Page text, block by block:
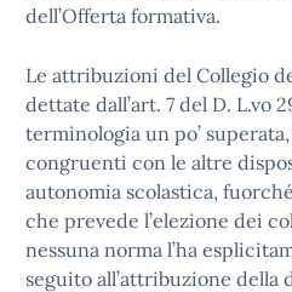
dell’Offerta formativa.
Le attribuzioni del Collegio
dettate dall’art. 7 del D. L.vo
terminologia un po’
congruenti con le altre
autonomia scolastica,
che prevede l’elezione dei
nessuna norma l’ha
seguito all’attribuzione della